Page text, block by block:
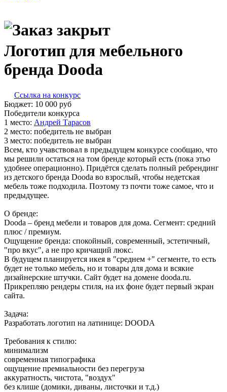
Логотип для мебельного
бренда Dooda
Ссылка на конкурс
Бюджет: 10 000 руб
Победители конкурса
1 место: Ан­дрей Та­расов
2 место: победитель не выбран
3 место: победитель не выбран
Всем, кто учавствовал в предыдущем конкурсе сообщаю, что
мы решили остаться на том бренде который есть (пока этьо
удобнее операционно). Придётся сделать полный ребрендинг
из детского бренда Dooda во взрослый, чтобы недетская
мебель тоже подходила. Поэтому тз почти тоже самое, что и
предыдущее.
О бренде:
Dooda – бренд мебели и товаров для дома. Сегмент: средний
плюс / премиум.
Ощущение бренда: спокойный, современный, эстетичный,
"про вкус", а не про кричащий люкс.
В будущем планируется икея в "среднем +" сегменте, то есть
будет не только мебель, но и товары для дома и всякие
дизайнерские штучки. Сайт будет на домене dooda.ru.
Прикрепляю рендеры стиля, на их фоне будет первый экран
сайта.
Задача:
Разработать логотип на латинице: DOODA
Требования к стилю:
минимализм
современная типографика
ощущение премиальности без перегруза
аккуратность, чистота, "воздух"
без клише (домики, диваны, листочки и т.д.)